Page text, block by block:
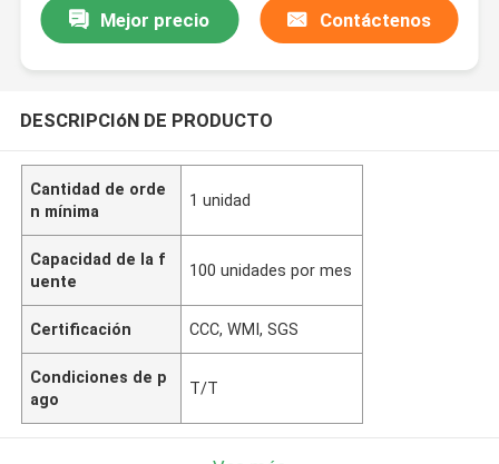
Mejor precio Contáctenos
DESCRIPCIóN DE PRODUCTO
Cantidad de orde
n mínima
1 unidad
Capacidad de la f
uente
100 unidades por mes
Certificación CCC, WMI, SGS
Condiciones de p
ago
T/T